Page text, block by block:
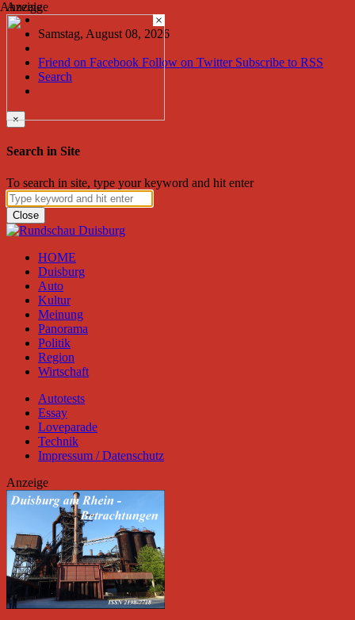
Samstag, August 08, 2026
Friend on Facebook Follow on Twitter Subscribe to RSS
Search
×
Search in Site
To search in site, type your keyword and hit enter
Close
HOME
Duisburg
Auto
Kultur
Meinung
Panorama
Politik
Region
Wirtschaft
Autotests
Essay
Loveparade
Technik
Impressum / Datenschutz
Anzeige
Anzeige
×
Anzeige